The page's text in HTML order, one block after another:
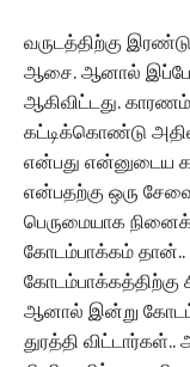
வருடத்திற்கு
ஆசை. ஆனால்
ஆகிவிட்டது.
கட்டிக்கொண்டு
என்பது என்னுடைய
என்பதற்கு ஒரு
பெருமையாக
கோடம்பாக்கம் தான்..
ஆனால் இன்று
துரத்தி